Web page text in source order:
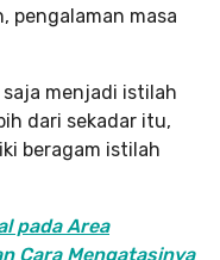
pengalaman masa
menjadi istilah
dari sekadar itu,
beragam istilah
pada Area
Cara Mengatasinya